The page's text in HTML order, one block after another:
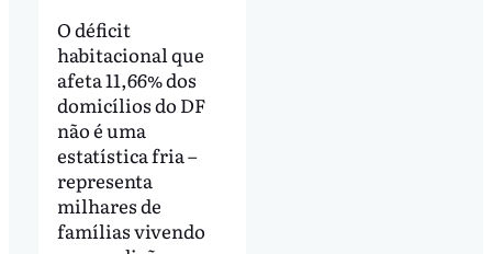
O déficit
habitacional que
afeta 11,66% dos
domicílios do DF
não é uma
estatística fria –
representa
milhares de
famílias vivendo